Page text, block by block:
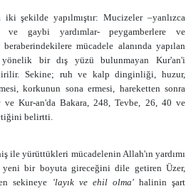
şekilde yapılmıştır: Mucizeler –yanlızca
ve gaybi yardımlar- peygamberlere ve
mücadele alanında yapılan
yönelik bir dış yüzü bulunmayan Kur'an'i
Sekine; ruh ve kalp dinginliği, huzur,
korkunun sona ermesi, hareketten sonra
ve Kur-an'da Bakara, 248, Tevbe, 26, 40 ve
belirtti.
ile yürüttükleri mücadelenin Allah'ın yardımı
yeni bir boyuta gireceğini dile getiren Üzer,
sekineye 'layık ve ehil olma'halinin şart